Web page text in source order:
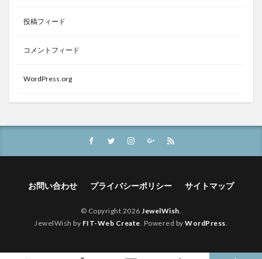
投稿フィード
コメントフィード
WordPress.org
お問い合わせ プライバシーポリシー サイトマップ
© Copyright 2026JewelWish.
JewelWish by FIT-Web Create. Powered by WordPress.